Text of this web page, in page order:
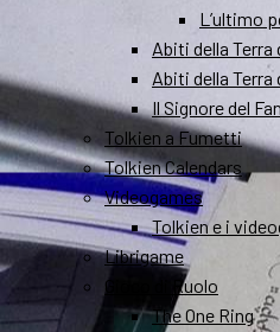
L’ultimo
Abiti della Terra
Abiti della Terra
Il Signore del
Tolkien a Fumetti
Tolkien Calendars
Videogames
Tolkien e i
Librigame
Gioco di Ruolo
The One Ring